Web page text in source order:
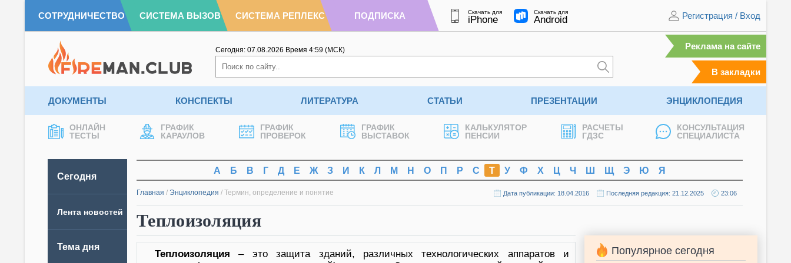
СОТРУДНИЧЕСТВО СИСТЕМА ВЫЗОВ СИСТЕМА РЕПЛЕКС ПОДПИСКА Скачать для
iPhone
Скачать для
Android Регистрация / Вход
Сегодня: 07.08.2026 Время 4:59 (МСК) Реклама на сайте
В закладки
ДОКУМЕНТЫ КОНСПЕКТЫ ЛИТЕРАТУРА СТАТЬИ ПРЕЗЕНТАЦИИ ЭНЦИКЛОПЕДИЯ
ОНЛАЙН
ТЕСТЫ
ГРАФИК
КАРАУЛОВ
ГРАФИК
ПРОВЕРОК
ГРАФИК
ВЫСТАВОК
КАЛЬКУЛЯТОР
ПЕНСИИ
РАСЧЕТЫ
ГДЗС
КОНСУЛЬТАЦИЯ
СПЕЦИАЛИСТА
Сегодня
Лента новостей
Тема дня
А Б В Г Д Е Ж З И К Л М Н О П Р С Т У Ф Х Ц Ч Ш Щ Э Ю Я
Главная / Энциклопедия / Термин, определение и понятие Дата публикации: 18.04.2016 Последняя редакция: 21.12.2025 23:06
Теплоизоляция
Теплоизоляция – это защита зданий, различных технологических аппаратов и
Популярное сегодня